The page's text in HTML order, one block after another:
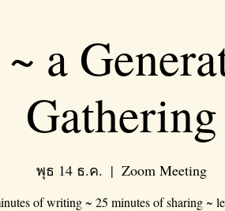
a
Gathering
พุธ 14 ธ.ค.
  |
Zoom Meeting
of writing ~ 25 minutes of sharing ~